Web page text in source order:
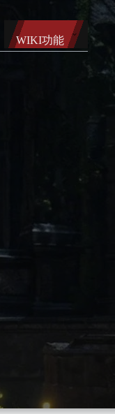
WIKI功能